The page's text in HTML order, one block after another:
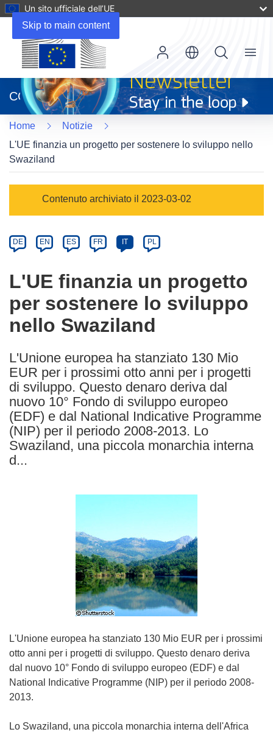
Skip to main content
Un sito ufficiale dell’UE
apre
in
una
nuova
finestra)
CORDIS
Menu
Home
Notizie
L'UE finanzia un progetto per sostenere lo sviluppo nello
Swaziland
Category
Contenuto archiviato il 2023-03-02
Article
available
the
following
languages:
DE EN ES FR IT PL
L'UE finanzia un progetto
per sostenere lo sviluppo
nello Swaziland
L'Unione europea ha stanziato 130 Mio
EUR per i prossimi otto anni per i progetti
di sviluppo. Questo denaro deriva dal
nuovo 10° Fondo di sviluppo europeo
(EDF) e dal National Indicative Programme
(NIP) per il periodo 2008-2013. Lo
Swaziland, una piccola monarchia interna
d...
L'Unione europea ha stanziato 130 Mio EUR per i prossimi
otto anni per i progetti di sviluppo. Questo denaro deriva
dal nuovo 10° Fondo di sviluppo europeo (EDF) e dal
National Indicative Programme (NIP) per il periodo 2008-
2013.
Lo Swaziland, una piccola monarchia interna dell'Africa